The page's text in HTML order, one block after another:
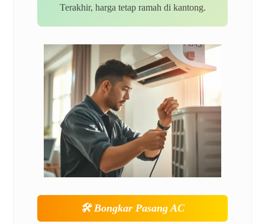
Terakhir, harga tetap ramah di kantong.
🛠️Bongkar Pasang AC